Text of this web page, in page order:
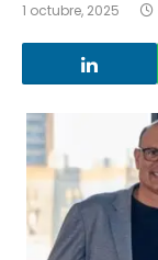
1 octubre, 2025